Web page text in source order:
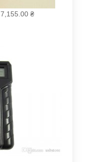
7,155.00 ₴